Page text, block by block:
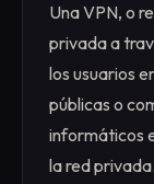
Una VPN, o
privada a
los usuarios
públicas o
informáticos
la red